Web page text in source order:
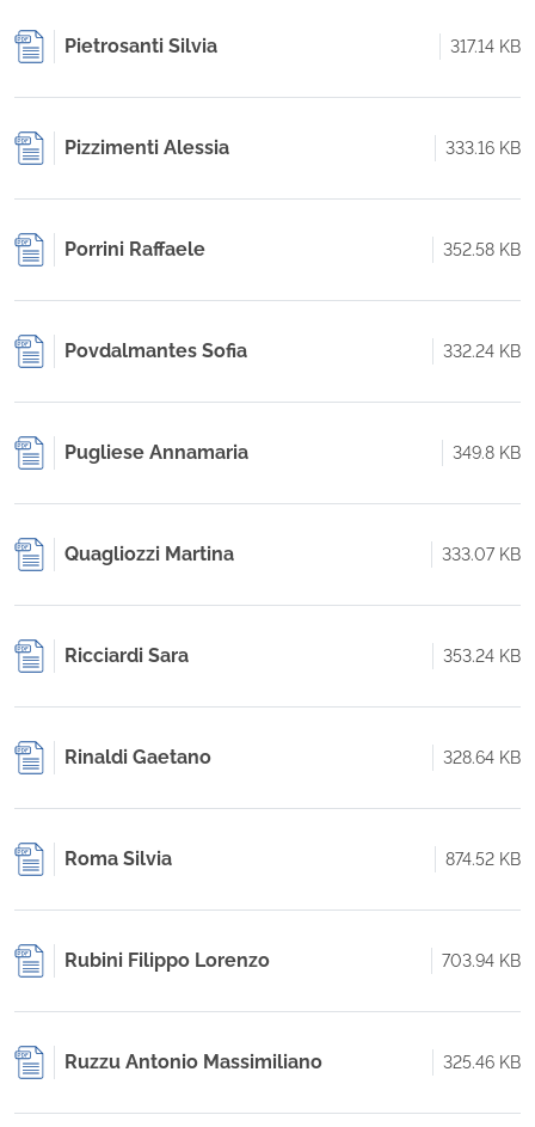
Pietrosanti Silvia 317.14 KB
Pizzimenti Alessia 333.16 KB
Porrini Raffaele 352.58 KB
Povdalmantes Sofia 332.24 KB
Pugliese Annamaria 349.8 KB
Quagliozzi Martina 333.07 KB
Ricciardi Sara 353.24 KB
Rinaldi Gaetano 328.64 KB
Roma Silvia 874.52 KB
Rubini Filippo Lorenzo 703.94 KB
Ruzzu Antonio Massimiliano 325.46 KB